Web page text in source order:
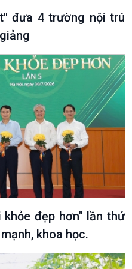
đưa 4 trường nội trú
đẹp hơn" lần thứ
khoa học.